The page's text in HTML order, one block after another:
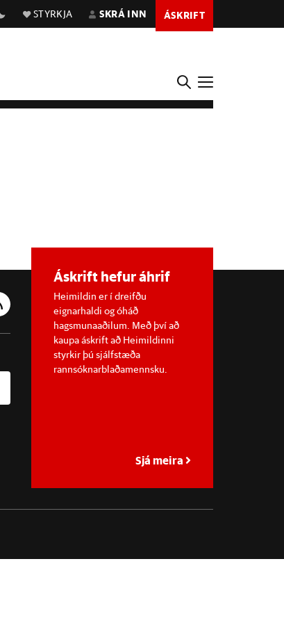
STYRKJA SKRÁ INN ÁSKRIFT
Áskrift hefur áhrif
Heimildin er í dreifðu
eignarhaldi og óháð
hagsmunaaðilum. Með því að
kaupa áskrift að Heimildinni
styrkir þú sjálfstæða
rannsóknarblaðamennsku.
Sjá meira